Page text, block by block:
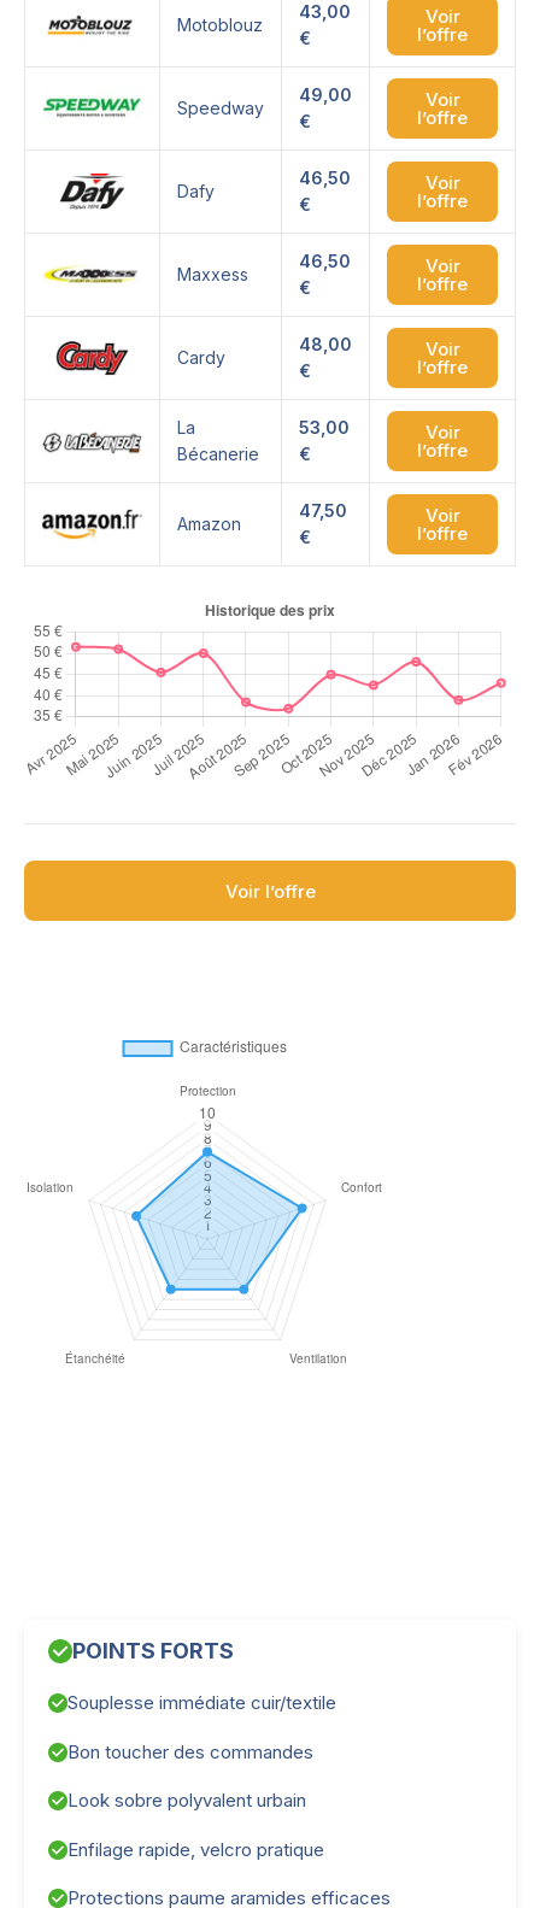
Motoblouz
43,00
€
Voir
l’offre
Speedway
49,00
€
Voir
l’offre
Dafy
46,50
€
Voir
l’offre
Maxxess
46,50
€
Voir
l’offre
Cardy
48,00
€
Voir
l’offre
La
Bécanerie
53,00
€
Voir
l’offre
Amazon
47,50
€
Voir
l’offre
Voir l’offre
POINTS FORTS
Souplesse immédiate cuir/textile
Bon toucher des commandes
Look sobre polyvalent urbain
Enfilage rapide, velcro pratique
Protections paume aramides efficaces